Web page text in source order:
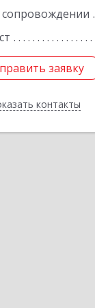
заявку
контакты
заявку
Назад